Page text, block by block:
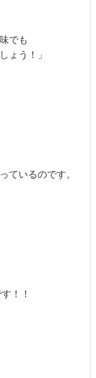
でも
ょう！」
ているのです。
！！